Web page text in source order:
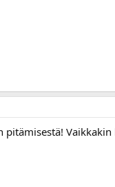
Vaikkakin